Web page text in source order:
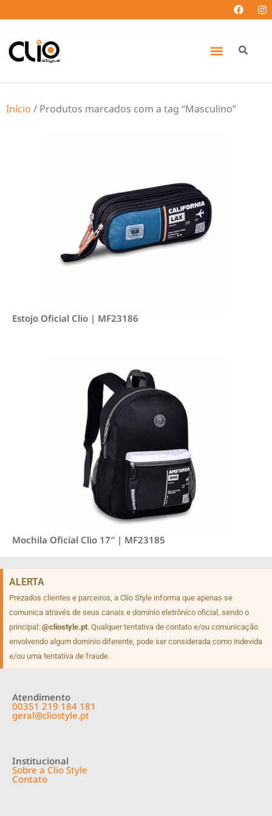
Início / Produtos marcados com a tag “Masculino”
Estojo Oficial Clio | MF23186
Mochila Oficial Clio 17″ | MF23185
ALERTA
Prezados clientes e parceiros, a Clio Style informa que apenas se
comunica através de seus canais e domínio eletrônico oficial, sendo o
principal: @cliostyle.pt. Qualquer tentativa de contato e/ou comunicação
envolvendo algum domínio diferente, pode ser considerada como indevida
e/ou uma tentativa de fraude.
Atendimento
00351 219 184 181
geral@cliostyle.pt
Institucional
Sobre a Clio Style
Contato